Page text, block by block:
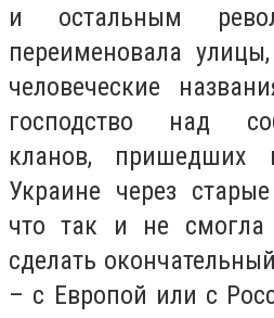
и остальным
переименовала
человеческие
господство над
кланов, пришедших
Украине через
что так и не
сделать
– с Европой или с